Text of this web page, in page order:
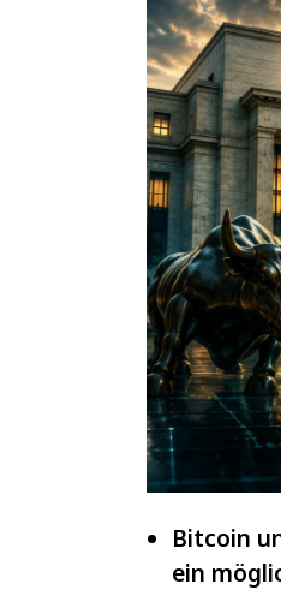
Bitcoin
ein